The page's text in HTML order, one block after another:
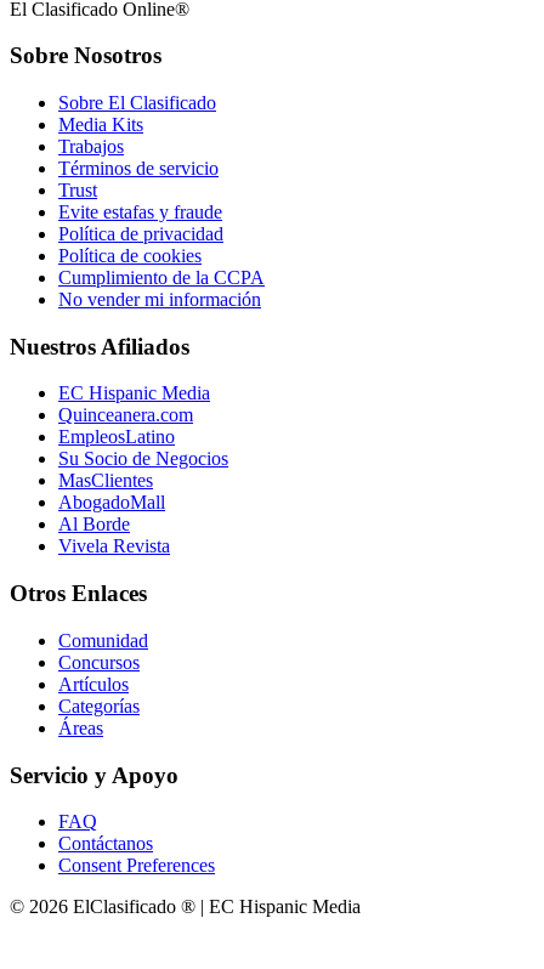
El Clasificado Online®
Sobre Nosotros
Sobre El Clasificado
Media Kits
Trabajos
Términos de servicio
Trust
Evite estafas y fraude
Política de privacidad
Política de cookies
Cumplimiento de la CCPA
No vender mi información
Nuestros Afiliados
EC Hispanic Media
Quinceanera.com
EmpleosLatino
Su Socio de Negocios
MasClientes
AbogadoMall
Al Borde
Vivela Revista
Otros Enlaces
Comunidad
Concursos
Artículos
Categorías
Áreas
Servicio y Apoyo
FAQ
Contáctanos
Consent Preferences
© 2026 ElClasificado ® | EC Hispanic Media